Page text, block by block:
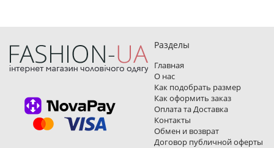
Разделы
Главная
О нас
Как подобрать размер
Как оформить заказ
Оплата та Доставка
Контакты
Обмен и возврат
Договор публичной оферты